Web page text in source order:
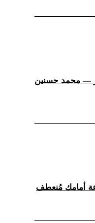
— محمد حسنين